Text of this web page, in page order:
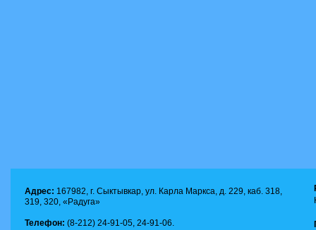
Адрес: 167982, г. Сыктывкар, ул. Карла Маркса, д. 229, каб. 318,
319, 320, «Радуга»
Телефон: (8-212) 24-91-05, 24-91-06.